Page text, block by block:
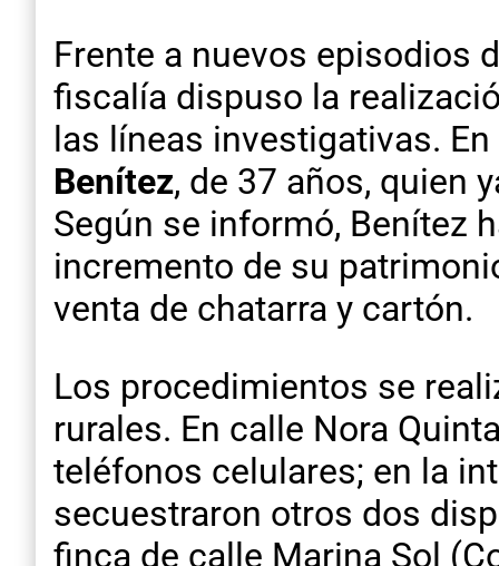
Frente a nuevos episodios
fiscalía dispuso la
las líneas investigativas.
Benítez, de 37 años, quien
Según se informó, Benítez
incremento de su
venta de chatarra y cartón.
Los procedimientos se
rurales. En calle Nora
teléfonos celulares; en la
secuestraron otros dos
finca de calle Marina Sol